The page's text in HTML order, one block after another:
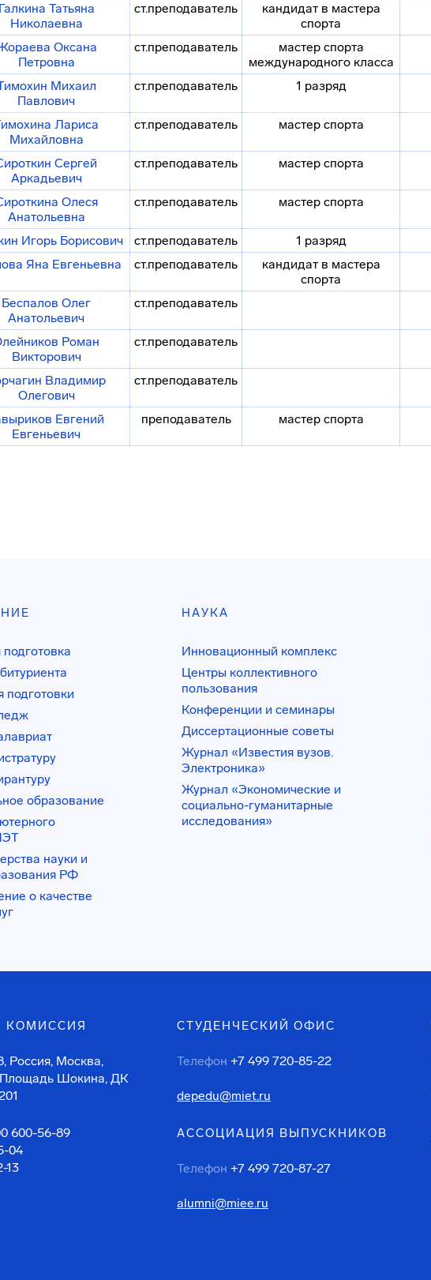
Татьяна
Николаевна
ст.преподаватель
кандидат в мастера
спорта
Оксана
Петровна
ст.преподаватель
мастер спорта
международного класса
Михаил
Павлович
ст.преподаватель 1 разряд
Лариса
Михайловна
ст.преподаватель мастер спорта
Сергей
Аркадьевич
ст.преподаватель мастер спорта
Олеся
Анатольевна
ст.преподаватель мастер спорта
Игорь Борисович ст.преподаватель 1 разряд
Яна Евгеньевна
ст.преподаватель
кандидат в мастера
спорта
Беспалов Олег
Анатольевич
ст.преподаватель
Роман
Викторович
ст.преподаватель
Владимир
Олегович
ст.преподаватель
Евгений
Евгеньевич
преподаватель мастер спорта
подготовки
образование
науки и
РФ
о качестве
НАУКА
Инновационный комплекс
Центры коллективного
пользования
Конференции и семинары
Диссертационные советы
Журнал «Известия вузов.
Электроника»
Журнал «Экономические и
социально-гуманитарные
исследования»
КОМИССИЯ
Россия, Москва,
Площадь Шокина, ДК
600-56-89
04
13
СТУДЕНЧЕСКИЙ ОФИС
Телефон +7 499 720-85-22
depedu@miet.ru
АССОЦИАЦИЯ ВЫПУСКНИКОВ
Телефон +7 499 720-87-27
alumni@miee.ru